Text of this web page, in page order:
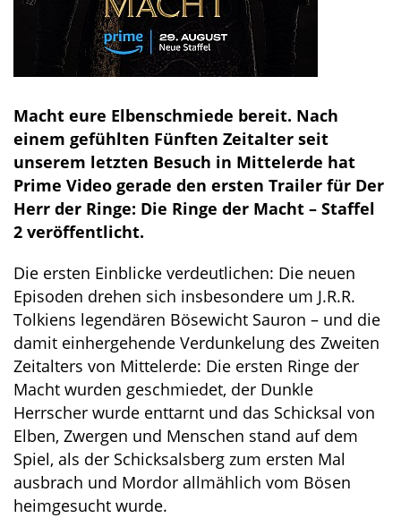
Macht eure Elbenschmiede bereit. Nach
einem gefühlten Fünften Zeitalter seit
unserem letzten Besuch in Mittelerde hat
Prime Video gerade den ersten Trailer für Der
Herr der Ringe: Die Ringe der Macht – Staffel
2 veröffentlicht.
Die ersten Einblicke verdeutlichen: Die neuen
Episoden drehen sich insbesondere um J.R.R.
Tolkiens legendären Bösewicht Sauron – und die
damit einhergehende Verdunkelung des Zweiten
Zeitalters von Mittelerde: Die ersten Ringe der
Macht wurden geschmiedet, der Dunkle
Herrscher wurde enttarnt und das Schicksal von
Elben, Zwergen und Menschen stand auf dem
Spiel, als der Schicksalsberg zum ersten Mal
ausbrach und Mordor allmählich vom Bösen
heimgesucht wurde.